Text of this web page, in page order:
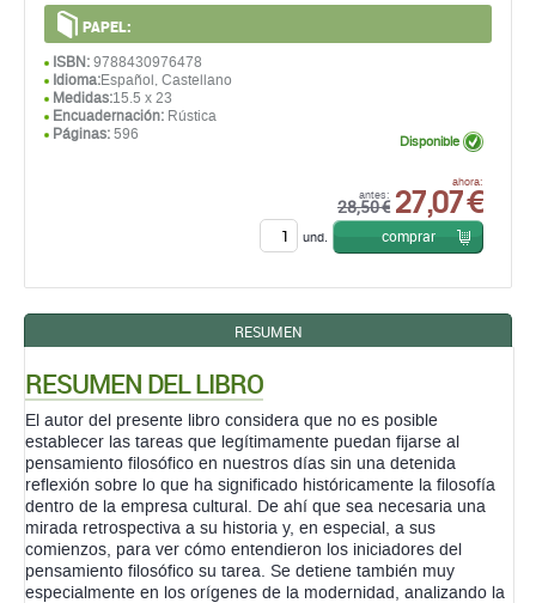
PAPEL:
ISBN: 9788430976478
Idioma:Español, Castellano
Medidas:15.5 x 23
Encuadernación: Rústica
Páginas: 596
antes:
28,50 €
ahora:
27,07 €
Disponible
und. comprar
RESUMEN
RESUMEN DEL LIBRO
El autor del presente libro considera que no es posible
establecer las tareas que legítimamente puedan fijarse al
pensamiento filosófico en nuestros días sin una detenida
reflexión sobre lo que ha significado históricamente la filosofía
dentro de la empresa cultural. De ahí que sea necesaria una
mirada retrospectiva a su historia y, en especial, a sus
comienzos, para ver cómo entendieron los iniciadores del
pensamiento filosófico su tarea. Se detiene también muy
especialmente en los orígenes de la modernidad, analizando la